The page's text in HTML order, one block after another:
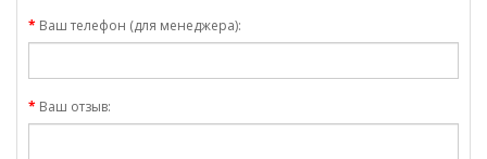
Ваш телефон (для менеджера):
Ваш отзыв: